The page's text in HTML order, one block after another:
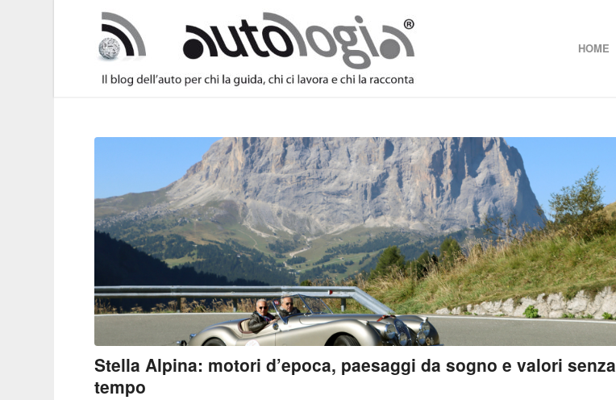
HOME
Stella Alpina: motori d’epoca, paesaggi da sogno e valori senza
tempo